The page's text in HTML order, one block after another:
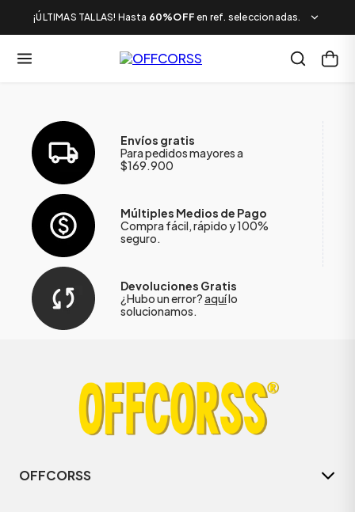
¡ÚLTIMAS TALLAS! Hasta 60%OFF en ref. seleccionadas.
Envíos gratis
Para pedidos mayores a
$169.900
Múltiples Medios de Pago
Compra fácil, rápido y 100%
seguro.
Devoluciones Gratis
¿Hubo un error?aquílo
solucionamos.
OFFCORSS